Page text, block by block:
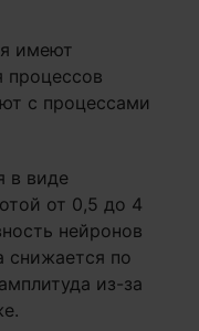
имеют
процессов
с процессами
в виде
от 0,5 до 4
нейронов
снижается по
из-за